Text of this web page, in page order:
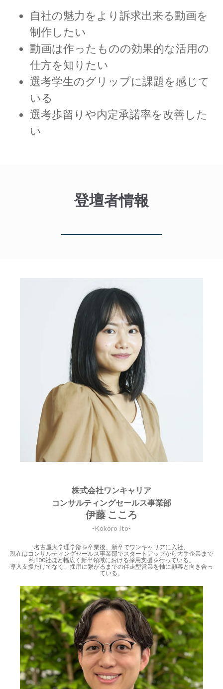
自社の魅力をより訴求出来る動画を
制作したい
動画は作ったものの効果的な活用の
仕方を知りたい
選考学生のグリップに課題を感じて
いる
選考歩留りや内定承諾率を改善した
い
登壇者情報
株式会社ワンキャリア
コンサルティングセールス事業部
伊藤 こころ
-Kokoro Ito-
名古屋大学理学部を卒業後、新卒でワンキャリアに入社、
現在はコンサルティングセールス事業部でスタートアップから大手企業まで
約100社ほど幅広く新卒領域における採用支援を行っている。
導入支援だけでなく、採用に繋がるまでの伴走型営業を軸に顧客と向き合っ
ている。